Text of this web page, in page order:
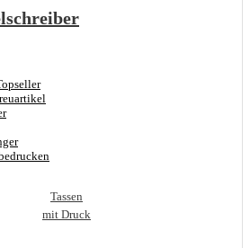
Tassen
mit Druck